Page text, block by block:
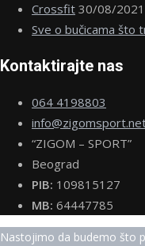
Crossfit 30/08/2021
Sve o bučicama što
Kontaktirajte nas
064 4198803
“ZIGOM – SPORT”
Beograd
PIB: 109815127
MB: 64447785
Nastojimo da budemo što